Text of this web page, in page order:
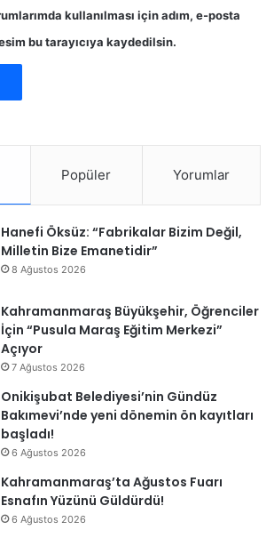
kullanılması için adım, e-posta
bu tarayıcıya kaydedilsin.
Popüler Yorumlar
Hanefi Öksüz: “Fabrikalar Bizim Değil,
Milletin Bize Emanetidir”
8 Ağustos 2026
Kahramanmaraş Büyükşehir, Öğrenciler
İçin “Pusula Maraş Eğitim Merkezi”
Açıyor
7 Ağustos 2026
Onikişubat Belediyesi’nin Gündüz
Bakımevi’nde yeni dönemin ön kayıtları
başladı!
6 Ağustos 2026
Kahramanmaraş’ta Ağustos Fuarı
Esnafın Yüzünü Güldürdü!
6 Ağustos 2026